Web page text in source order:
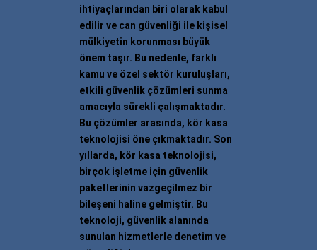
ihtiyaçlarından biri olarak kabul
edilir ve can güvenliği ile kişisel
mülkiyetin korunması büyük
önem taşır. Bu nedenle, farklı
kamu ve özel sektör kuruluşları,
etkili güvenlik çözümleri sunma
amacıyla sürekli çalışmaktadır.
Bu çözümler arasında, kör kasa
teknolojisi öne çıkmaktadır. Son
yıllarda, kör kasa teknolojisi,
birçok işletme için güvenlik
paketlerinin vazgeçilmez bir
bileşeni haline gelmiştir. Bu
teknoloji, güvenlik alanında
sunulan hizmetlerle denetim ve